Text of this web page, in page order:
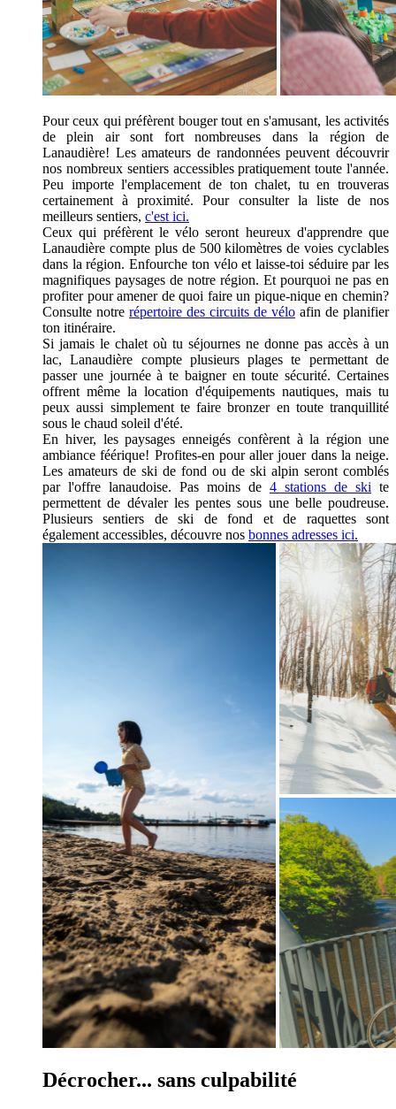
Pour ceux qui préfèrent bouger tout en s'amusant, les activités
de plein air sont fort nombreuses dans la région de
Lanaudière! Les amateurs de randonnées peuvent découvrir
nos nombreux sentiers accessibles pratiquement toute l'année.
Peu importe l'emplacement de ton chalet, tu en trouveras
certainement à proximité. Pour consulter la liste de nos
meilleurs sentiers, c'est ici.
Ceux qui préfèrent le vélo seront heureux d'apprendre que
Lanaudière compte plus de 500 kilomètres de voies cyclables
dans la région. Enfourche ton vélo et laisse-toi séduire par les
magnifiques paysages de notre région. Et pourquoi ne pas en
profiter pour amener de quoi faire un pique-nique en chemin?
Consulte notre répertoire des circuits de vélo afin de planifier
ton itinéraire.
Si jamais le chalet où tu séjournes ne donne pas accès à un
lac, Lanaudière compte plusieurs plages te permettant de
passer une journée à te baigner en toute sécurité. Certaines
offrent même la location d'équipements nautiques, mais tu
peux aussi simplement te faire bronzer en toute tranquillité
sous le chaud soleil d'été.
En hiver, les paysages enneigés confèrent à la région une
ambiance féérique! Profites-en pour aller jouer dans la neige.
Les amateurs de ski de fond ou de ski alpin seront comblés
par l'offre lanaudoise. Pas moins de 4 stations de ski te
permettent de dévaler les pentes sous une belle poudreuse.
Plusieurs sentiers de ski de fond et de raquettes sont
également accessibles, découvre nos bonnes adresses ici.
Décrocher... sans culpabilité